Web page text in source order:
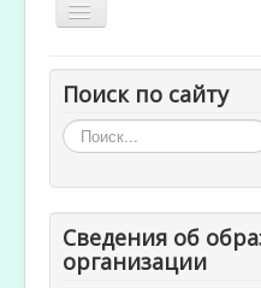
Включить/
выключить
Главная
Открытость и
Ученикам и родителям
Учителям
Электронный журнал
Поиск по сайту
Искать...
Сведения об
организации